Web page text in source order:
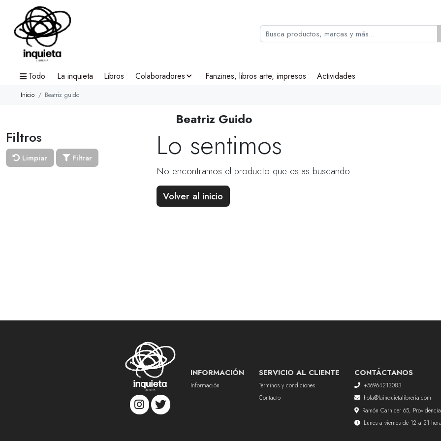
Todo La inquieta Libros Colaboradores Fanzines, libros arte, impresos Actividades
Inicio Beatriz guido
Beatriz Guido
Filtros
Limpiar Filtrar Lo sentimos
No encontramos el producto que estas buscando
Volver al inicio
INFORMACIÓN
Información
SERVICIO AL CLIENTE
Terminos y condiciones
Contacto
CONTÁCTANOS
+56964213083
hola@lainquietalibreria.com
Ramón Carnicer 65,
Lunes a viernes de 12 a 21